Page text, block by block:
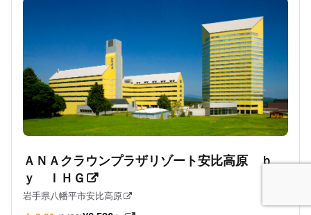
ＡＮＡクラウンプラザリゾート安比高原 ｂ
ｙ ＩＨＧ
岩手県八幡平市安比高原